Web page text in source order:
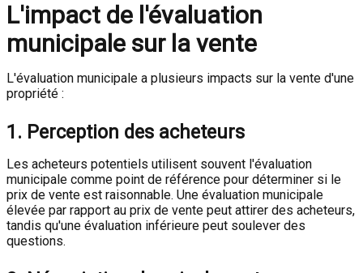
L'impact de l'évaluation
municipale sur la vente
L'évaluation municipale a plusieurs impacts sur la vente d'une
propriété :
1. Perception des acheteurs
Les acheteurs potentiels utilisent souvent l'évaluation
municipale comme point de référence pour déterminer si le
prix de vente est raisonnable. Une évaluation municipale
élevée par rapport au prix de vente peut attirer des acheteurs,
tandis qu'une évaluation inférieure peut soulever des
questions.